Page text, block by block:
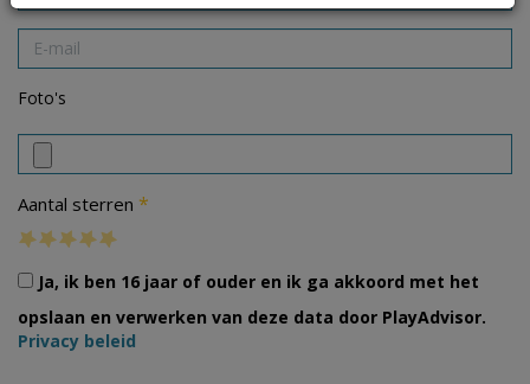
Foto's
Aantal sterren *
Ja, ik ben 16 jaar of ouder en ik ga akkoord met het
opslaan en verwerken van deze data door PlayAdvisor.
Privacy beleid